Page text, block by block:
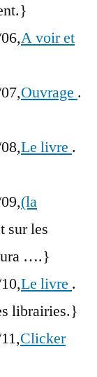
A voir et
Ouvrage .
Le livre .
(la
sur les
….}
Le livre .
librairies.}
Clicker